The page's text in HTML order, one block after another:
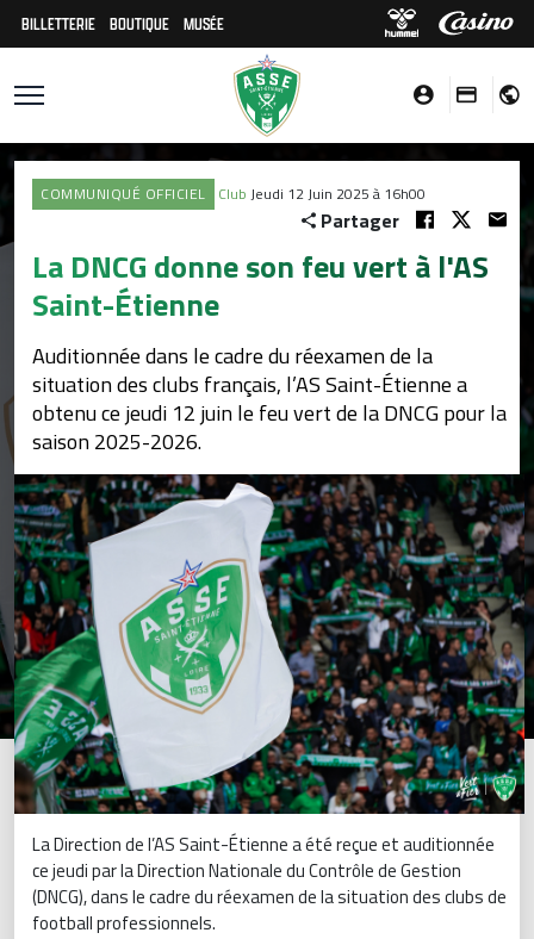
BILLETTERIE BOUTIQUE MUSÉE
COMMUNIQUÉ OFFICIEL Club Jeudi 12 Juin 2025 à 16h00
Partager
La DNCG donne son feu vert à l'AS
Saint-Étienne
Auditionnée dans le cadre du réexamen de la
situation des clubs français, l’AS Saint-Étienne a
obtenu ce jeudi 12 juin le feu vert de la DNCG pour la
saison 2025-2026.
La Direction de l’AS Saint-Étienne a été reçue et auditionnée
ce jeudi par la Direction Nationale du Contrôle de Gestion
(DNCG), dans le cadre du réexamen de la situation des clubs de
football professionnels.